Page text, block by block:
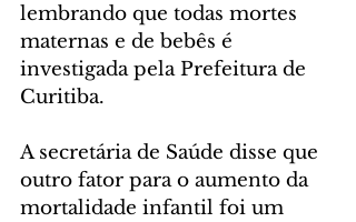
lembrando que todas mortes
maternas e de bebês é
investigada pela Prefeitura de
Curitiba.
A secretária de Saúde disse que
outro fator para o aumento da
mortalidade infantil foi um